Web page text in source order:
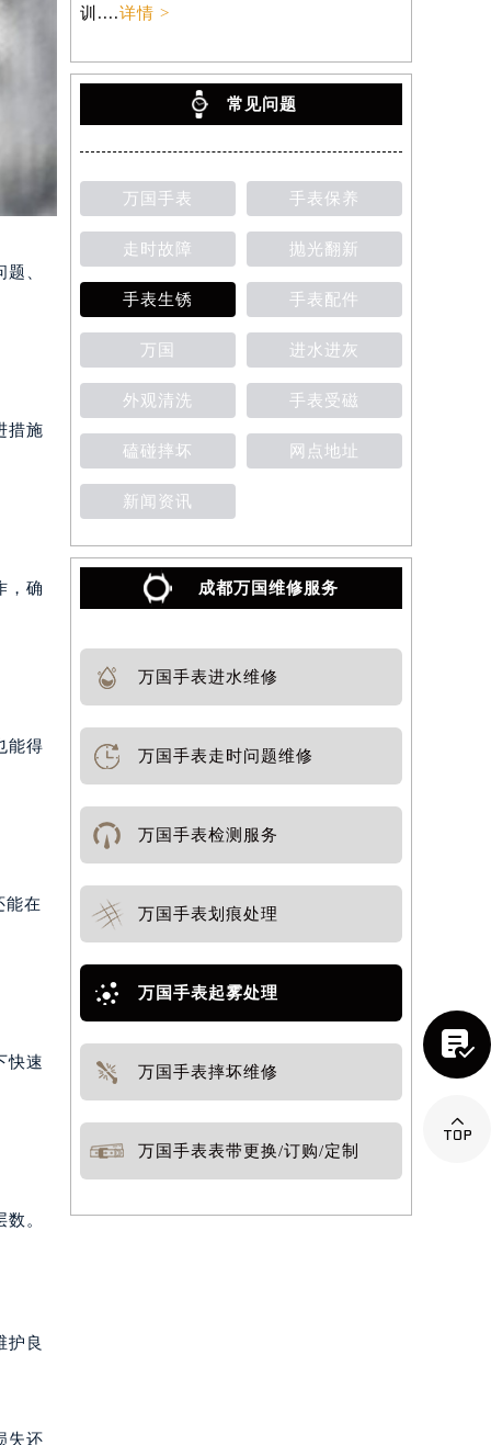
、
措施
，确
能得
能在
快速
。
护良
失还
训....详情 >
常见问题
万国手表 手表保养
走时故障 抛光翻新
手表生锈 手表配件
万国 进水进灰
外观清洗 手表受磁
磕碰摔坏 网点地址
新闻资讯
成都万国维修服务
万国手表进水维修
万国手表走时问题维修
万国手表检测服务
万国手表划痕处理
万国手表起雾处理
万国手表摔坏维修
万国手表表带更换/订购/定制

